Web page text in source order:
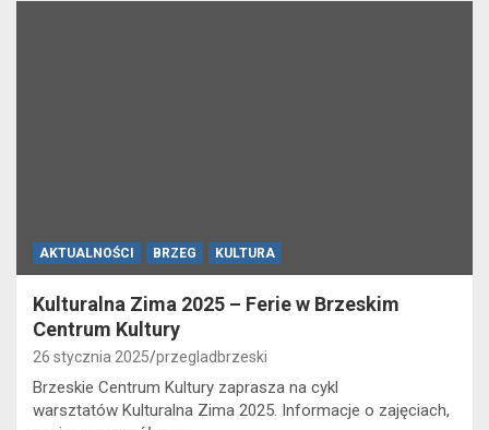
AKTUALNOŚCI BRZEG KULTURA
Kulturalna Zima 2025 – Ferie w Brzeskim
Centrum Kultury
26 stycznia 2025 przegladbrzeski
Brzeskie Centrum Kultury zaprasza na cykl
warsztatów Kulturalna Zima 2025. Informacje o zajęciach,